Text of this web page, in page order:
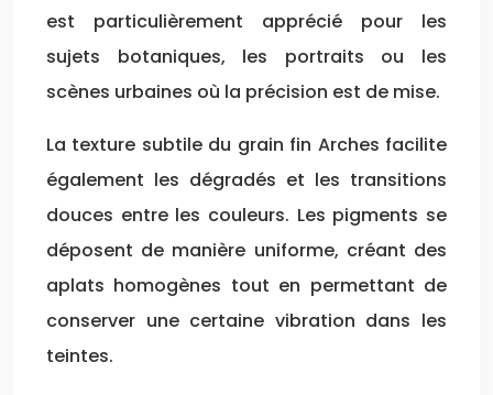
est particulièrement apprécié pour les
sujets botaniques, les portraits ou les
scènes urbaines où la précision est de mise.
La texture subtile du grain fin Arches facilite
également les dégradés et les transitions
douces entre les couleurs. Les pigments se
déposent de manière uniforme, créant des
aplats homogènes tout en permettant de
conserver une certaine vibration dans les
teintes.